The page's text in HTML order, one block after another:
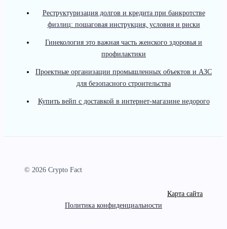
Реструктуризация долгов и кредита при банкротстве
физлиц: пошаговая инструкция, условия и риски
Гинекология это важная часть женского здоровья и
профилактики
Проектные организации промышленных объектов и АЗС
для безопасного строительства
Купить вейп с доставкой в интернет-магазине недорого
© 2026 Crypto Fact
Карта сайта
Политика конфиденциальности